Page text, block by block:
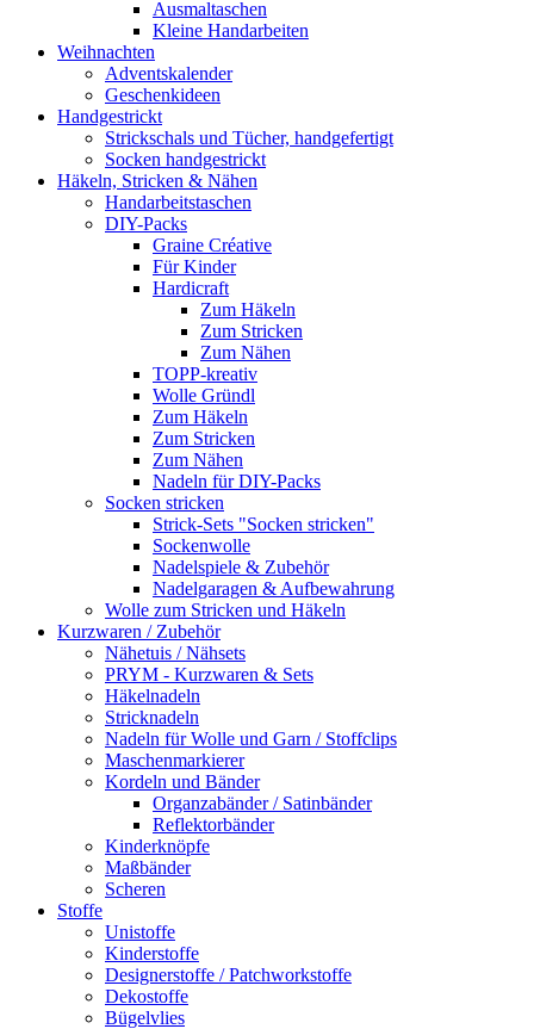
Ausmaltaschen
Kleine Handarbeiten
Weihnachten
Adventskalender
Geschenkideen
Handgestrickt
Strickschals und Tücher, handgefertigt
Socken handgestrickt
Häkeln, Stricken & Nähen
Handarbeitstaschen
DIY-Packs
Graine Créative
Für Kinder
Hardicraft
Zum Häkeln
Zum Stricken
Zum Nähen
TOPP-kreativ
Wolle Gründl
Zum Häkeln
Zum Stricken
Zum Nähen
Nadeln für DIY-Packs
Socken stricken
Strick-Sets "Socken stricken"
Sockenwolle
Nadelspiele & Zubehör
Nadelgaragen & Aufbewahrung
Wolle zum Stricken und Häkeln
Kurzwaren / Zubehör
Nähetuis / Nähsets
PRYM - Kurzwaren & Sets
Häkelnadeln
Stricknadeln
Nadeln für Wolle und Garn / Stoffclips
Maschenmarkierer
Kordeln und Bänder
Organzabänder / Satinbänder
Reflektorbänder
Kinderknöpfe
Maßbänder
Scheren
Stoffe
Unistoffe
Kinderstoffe
Designerstoffe / Patchworkstoffe
Dekostoffe
Bügelvlies